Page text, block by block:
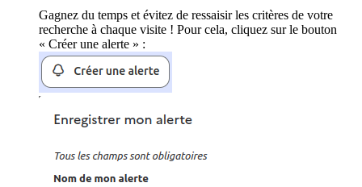
Gagnez du temps et évitez de ressaisir les critères de votre
recherche à chaque visite ! Pour cela, cliquez sur le bouton
« Créer une alerte » :